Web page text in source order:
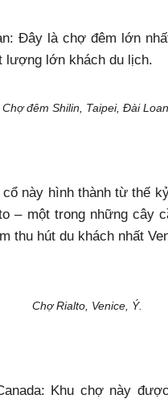
Đây là chợ đêm lớn
lượng lớn khách du lịch.
Chợ đêm Shilin, Taipei, Đài Loan.
này hình thành từ thế
– một trong những cây
thu hút du khách nhất
Chợ Rialto, Venice, Ý.
Khu chợ này